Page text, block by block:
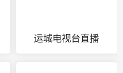
运城电视台直播